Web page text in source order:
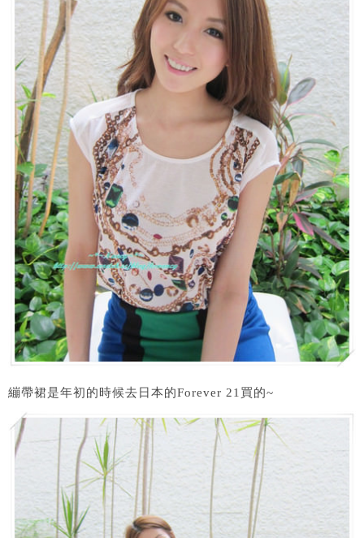
繃帶裙是年初的時候去日本的Forever 21買的~